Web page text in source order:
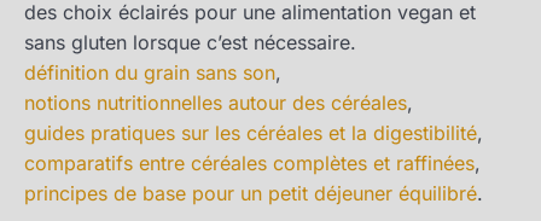
des choix éclairés pour une alimentation vegan et
sans gluten lorsque c’est nécessaire.
définition du grain sans son,
notions nutritionnelles autour des céréales,
guides pratiques sur les céréales et la digestibilité,
comparatifs entre céréales complètes et raffinées,
principes de base pour un petit déjeuner équilibré.